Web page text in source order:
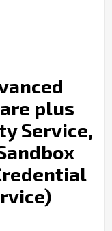
plus
Service,